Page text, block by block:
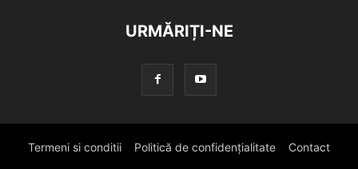
URMĂRIȚI-NE
Termeni si conditii Politică de confidențialitate Contact